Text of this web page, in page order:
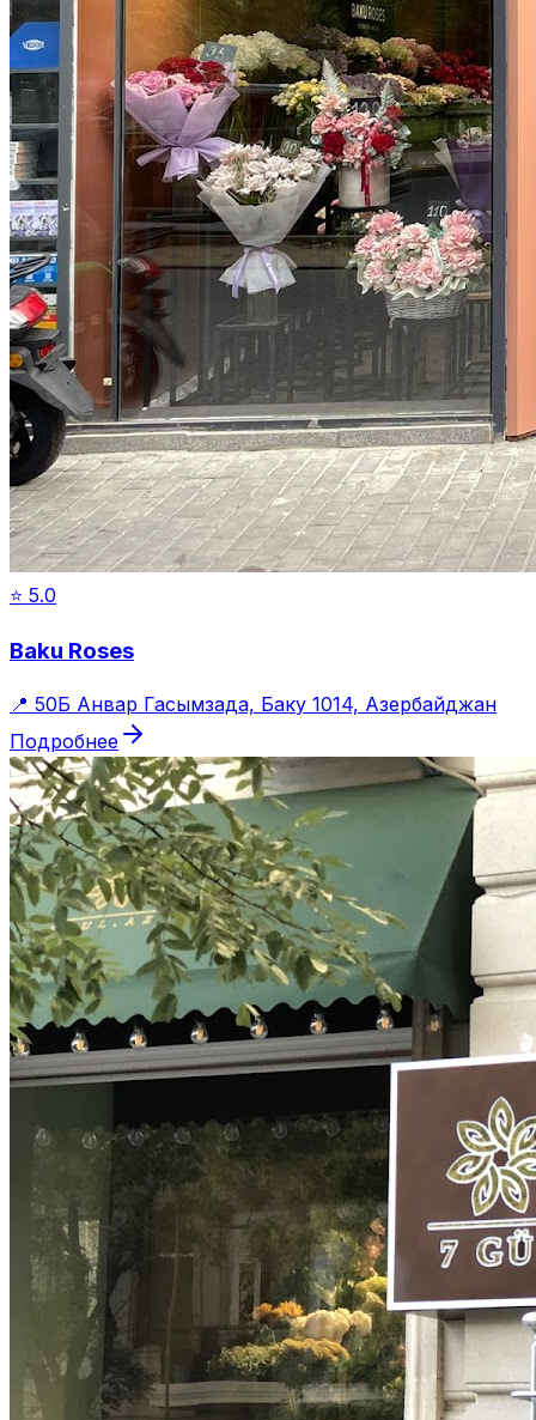
⭐ 5.0
Baku Roses
📍 50Б Анвар Гасымзада, Баку 1014, Азербайджан
Подробнее